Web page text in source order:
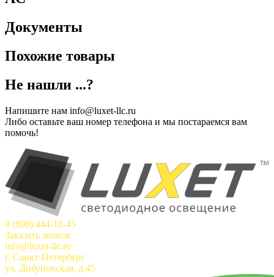
Документы
Похожие товары
Не нашли ...?
Напишите нам info@luxet-llc.ru
Либо оставьте ваш номер телефона и мы постараемся вам
помочь!
8 (800) 444-18-45
Заказать звонок
info@luxet-llc.ru
г. Санкт-Петербург
ул. Дибуновская, д.45